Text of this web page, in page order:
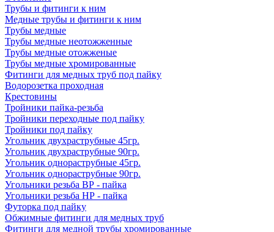
Трубы и фитинги к ним
Медные трубы и фитинги к ним
Трубы медные
Трубы медные неотожженные
Трубы медные отожженые
Трубы медные хромированные
Фитинги для медных труб под пайку
Водорозетка проходная
Крестовины
Тройники пайка-резьба
Тройники переходные под пайку
Тройники под пайку
Угольник двухраструбные 45гр.
Угольник двухраструбные 90гр.
Угольник однораструбные 45гр.
Угольник однораструбные 90гр.
Угольники резьба ВР - пайка
Угольники резьба НР - пайка
Футорка под пайку
Обжимные фитинги для медных труб
Фитинги для медной трубы хромированные